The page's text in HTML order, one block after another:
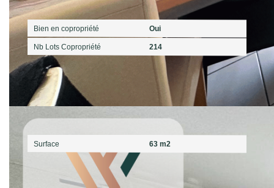
Copropriété
Bien en copropriété Oui
Nb Lots Copropriété 214
Surfaces
Surface 63 m2